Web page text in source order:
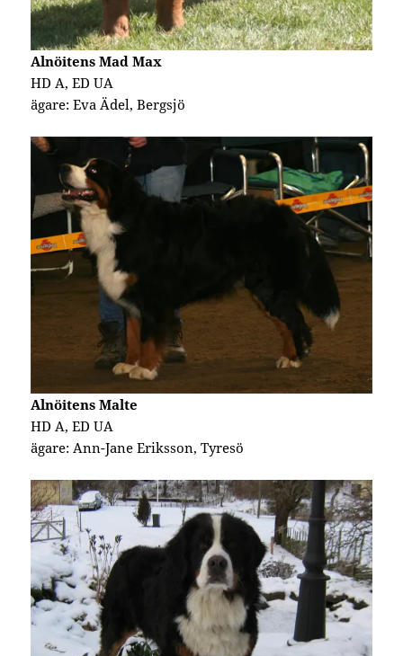
Alnöitens Mad Max
HD A, ED UA
ägare: Eva Ädel, Bergsjö
Alnöitens Malte
HD A, ED UA
ägare: Ann-Jane Eriksson, Tyresö